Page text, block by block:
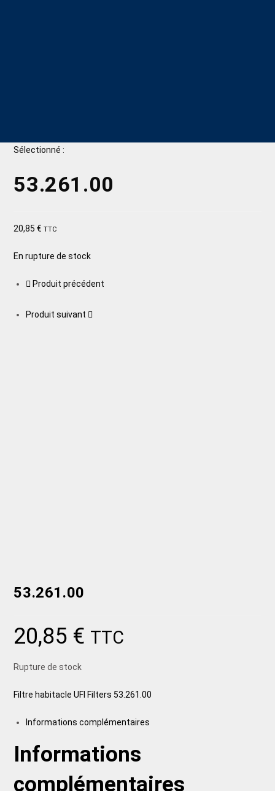
Sélectionné :
53.261.00
20,85€ TTC
En rupture de stock
Produit précédent
Produit suivant
53.261.00
20,85 € TTC
Rupture de stock
Filtre habitacle UFI Filters 53.261.00
Informations complémentaires
Informations
complémentaires